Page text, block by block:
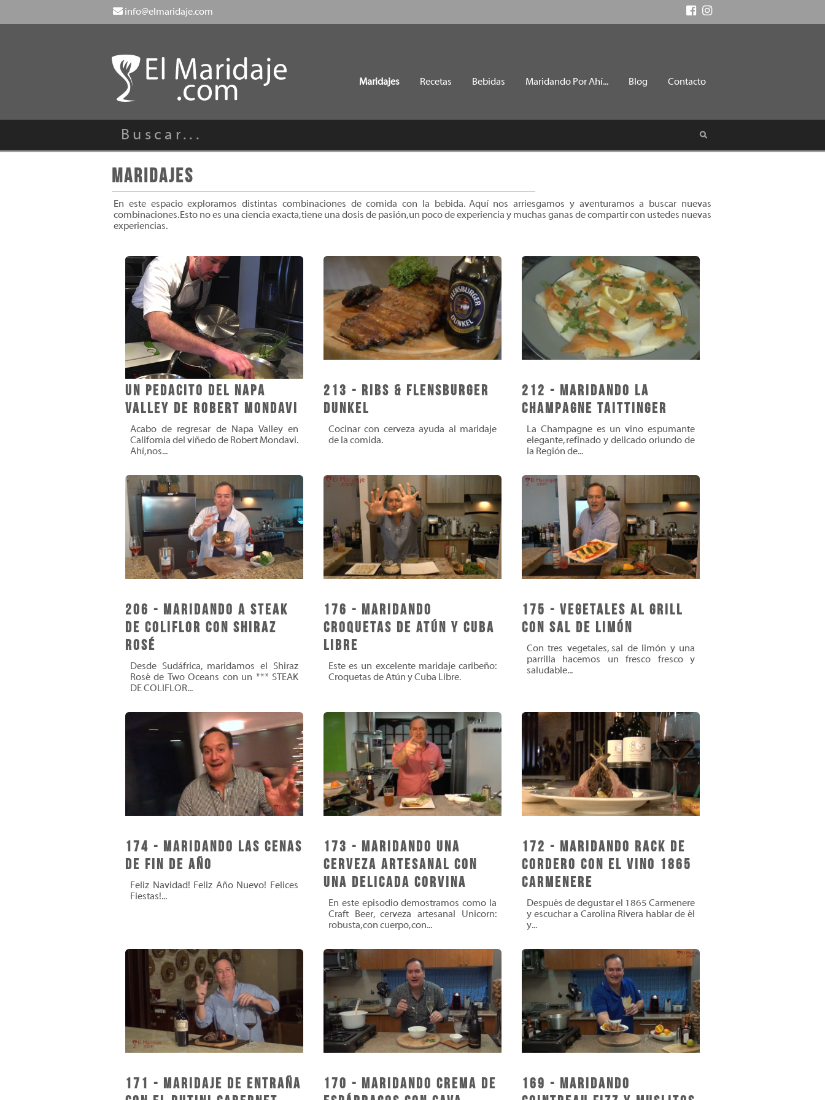
info@elmaridaje.com
Maridajes Recetas Bebidas Maridando Por Ahí... Blog Contacto
Maridajes
En este espacio exploramos distintas combinaciones de comida con la bebida. Aquí nos arriesgamos y aventuramos a buscar nuevas
combinaciones. Esto no es una ciencia exacta, tiene una dosis de pasión, un poco de experiencia y muchas ganas de compartir con ustedes nuevas
experiencias.
Un pedacito del Napa
Valley de Robert Mondavi
Acabo de regresar de Napa Valley en
California del viñedo de Robert Mondavi.
Ahí, nos...
213 - Ribs & Flensburger
Dunkel
Cocinar con cerveza ayuda al maridaje
de la comida.
212 - Maridando la
Champagne Taittinger
La Champagne es un vino espumante
elegante, refinado y delicado oriundo de
la Región de...
206 - Maridando a Steak
de Coliflor con Shiraz
Rosé
Desde Sudáfrica, maridamos el Shiraz
Rosé de Two Oceans con un *** STEAK
DE COLIFLOR...
176 - Maridando
Croquetas De Atún Y Cuba
Libre
Este es un excelente maridaje caribeño:
Croquetas de Atún y Cuba Libre.
175 - Vegetales al Grill
con Sal de Limón
Con tres vegetales, sal de limón y una
parrilla hacemos un fresco fresco y
saludable...
174 - Maridando las Cenas
de fin de año
Feliz Navidad! Feliz Año Nuevo! Felices
Fiestas!...
173 - Maridando una
Cerveza artesanal con
una delicada Corvina
En este episodio demostramos como la
Craft Beer, cerveza artesanal Unicorn:
robusta, con cuerpo, con...
172 - Maridando Rack de
Cordero con el Vino 1865
Carmenere
Después de degustar el 1865 Carmenere
y escuchar a Carolina Rivera hablar de él
y...
171 - Maridaje de Entraña
170 - Maridando Crema de
169 - Maridando